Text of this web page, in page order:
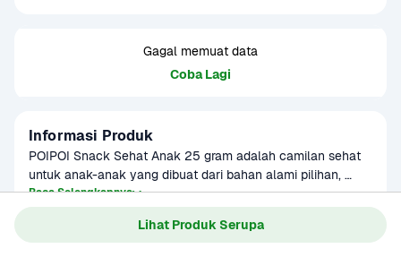
Lihat Produk Serupa
Gagal memuat data
Coba Lagi
Informasi Produk
POIPOI Snack Sehat Anak 25 gram adalah camilan sehat
untuk anak-anak yang dibuat dari bahan alami pilihan,
bebas pengawet dan pewarna buatan. Hadir dalam tiga
varian lezat — Veggie, Milky, dan Beef & Cheese — setiap
rasa dirancang untuk mendukung tumbuh kembang si kecil
Baca Selengkapnya